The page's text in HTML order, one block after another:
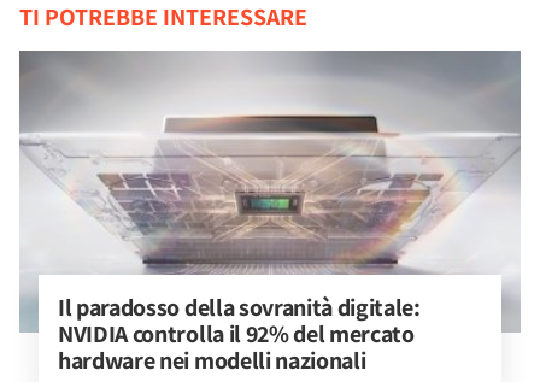
TI POTREBBE INTERESSARE
Il paradosso della sovranità digitale:
NVIDIA controlla il 92% del mercato
hardware nei modelli nazionali